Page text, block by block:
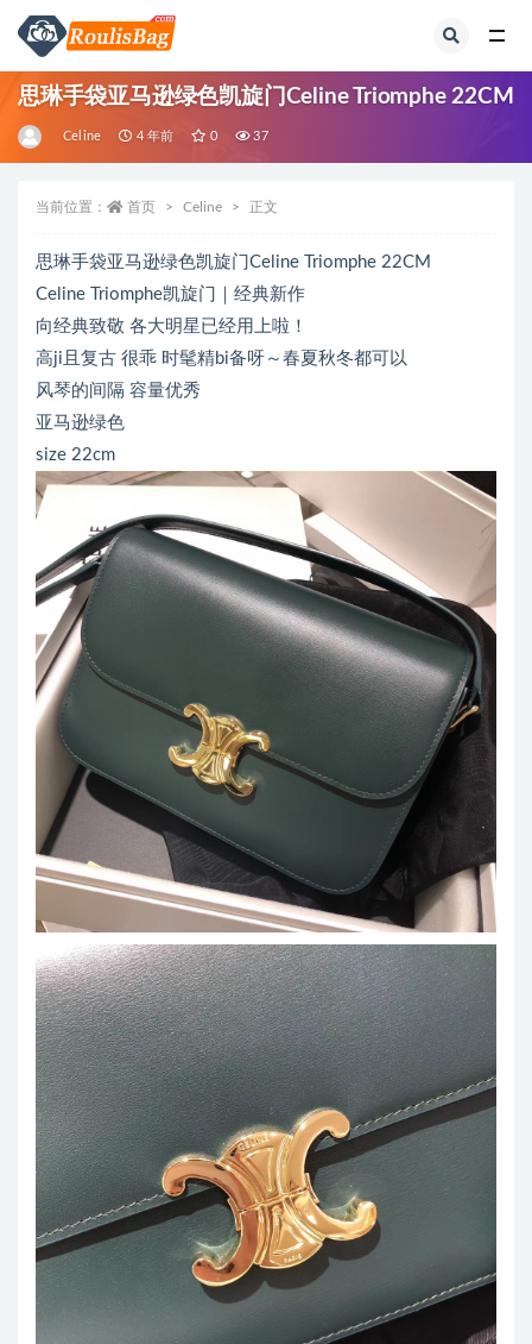
思琳手袋亚马逊绿色凯旋门Celine Triomphe 22CM
Celine 4 年前 0 37
当前位置： 首页 Celine 正文
思琳手袋亚马逊绿色凯旋门Celine Triomphe 22CM
Celine Triomphe凯旋门｜经典新作
向经典致敬 各大明星已经用上啦！
高ji且复古 很乖 时髦精bi备呀～春夏秋冬都可以
风琴的间隔 容量优秀
亚马逊绿色
size 22cm